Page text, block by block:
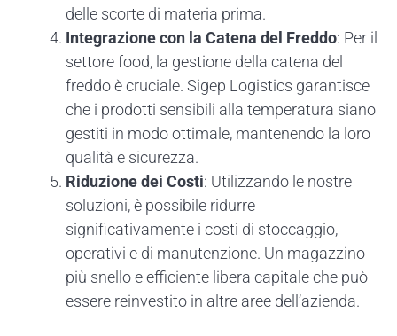
delle scorte di materia prima.
Integrazione con la Catena del Freddo: Per il
settore food, la gestione della catena del
freddo è cruciale. Sigep Logistics garantisce
che i prodotti sensibili alla temperatura siano
gestiti in modo ottimale, mantenendo la loro
qualità e sicurezza.
Riduzione dei Costi: Utilizzando le nostre
soluzioni, è possibile ridurre
significativamente i costi di stoccaggio,
operativi e di manutenzione. Un magazzino
più snello e efficiente libera capitale che può
essere reinvestito in altre aree dell’azienda.